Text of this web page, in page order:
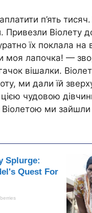
п’ять
Привезли Віолету
їх поклала
моя лапочка! —
гачок вішалки.
ми дали їй
цією чудовою
ми зайшли